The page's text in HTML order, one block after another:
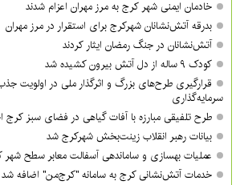
خادمان ایمنی شهر کرج به مرز مهران اعزام شدند
بدرقه آتش‌نشانان شهرکرج برای استقرار در مرز مهران
آتش‌نشانان در جنگ رمضان ایثار کردند
کودک ۹ ساله از دل آتش بیرون کشیده شد
قرارگیری طرح‌های بزرگ و اثرگذار ملی در اولویت‌
سرمایه‌گذاری
طرح تلفیقی مبارزه با آفات گیاهی در فضای سبز کرج
بیانات رهبر انقلاب زینت‌بخش شهرکرج شد
عملیات بهسازی و ساماندهی آسفالت معابر سطح شهر
خدمات آتش‌نشانی کرج به سامانه "کرج‌من" اضافه شد